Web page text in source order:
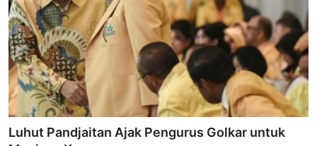
Luhut Pandjaitan Ajak Pengurus Golkar untuk